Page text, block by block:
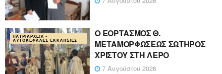
ΠΑΤΡΙΑΡΧΕΊΑ -
ΑΥΤΟΚΈΦΑΛΕΣ ΕΚΚΛΗΣΊΕΣ
Ο ΕΟΡΤΑΣΜΟΣ Θ.
ΜΕΤΑΜΟΡΦΩΣΕΩΣ ΣΩΤΗΡΟΣ
ΧΡΙΣΤΟΥ ΣΤΗ ΛΕΡΟ
7 Αυγούστου 2026